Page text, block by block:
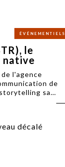
ÉVÉNEMENTIELS
le
native
l'agence
de
sa
s'appellent